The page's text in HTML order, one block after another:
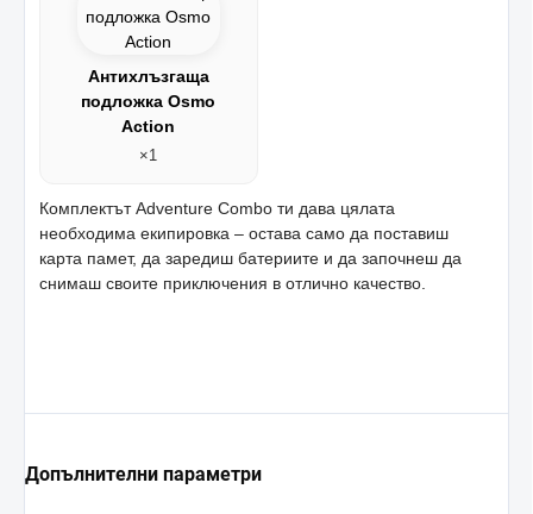
Антихлъзгаща
подложка Osmo
Action
×1
Комплектът Adventure Combo ти дава цялата
необходима екипировка – остава само да поставиш
карта памет, да заредиш батериите и да започнеш да
снимаш своите приключения в отлично качество.
Допълнителни параметри